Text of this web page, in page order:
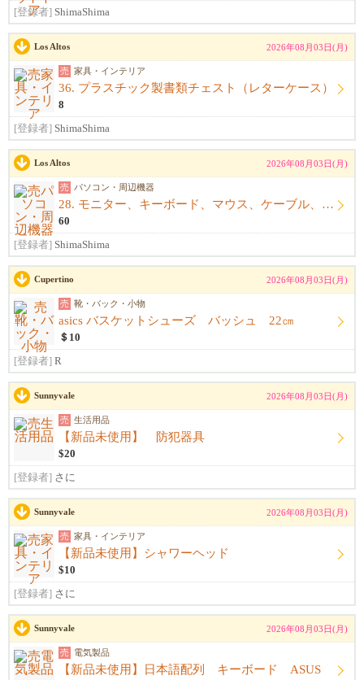
[登録者] ShimaShima
Los Altos 2026年08月03日(月)
売 家具・インテリア
36. プラスチック製書類チェスト（レターケース）
8
[登録者] ShimaShima
Los Altos 2026年08月03日(月)
売 パソコン・周辺機器
28. モニター、キーボード、マウス、ケーブル、アームレスト一式
60
[登録者] ShimaShima
Cupertino 2026年08月03日(月)
売 靴・バック・小物
asics バスケットシューズ バッシュ 22㎝
＄10
[登録者] R
Sunnyvale 2026年08月03日(月)
売 生活用品
【新品未使用】 防犯器具
$20
[登録者] さに
Sunnyvale 2026年08月03日(月)
売 家具・インテリア
【新品未使用】シャワーヘッド
$10
[登録者] さに
Sunnyvale 2026年08月03日(月)
売 電気製品
【新品未使用】日本語配列 キーボード ASUS